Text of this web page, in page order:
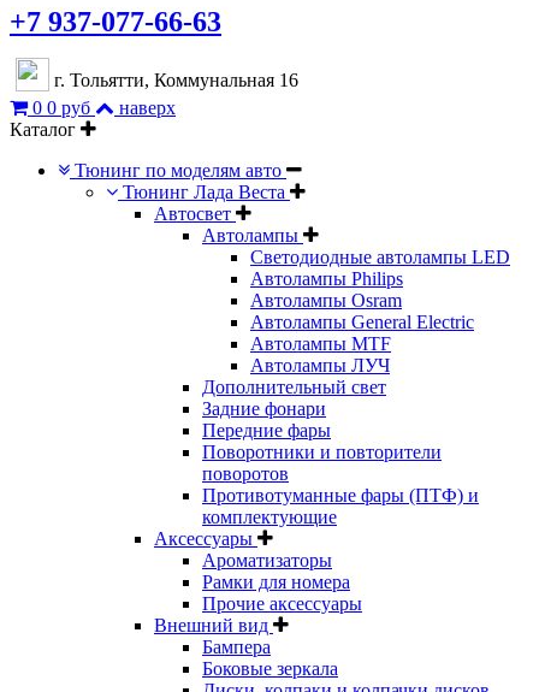
+7 937-077-66-63
г. Тольятти, Коммунальная 16
0 0 руб
наверх
Каталог
Тюнинг по моделям авто
Тюнинг Лада Веста
Автосвет
Автолампы
Светодиодные автолампы LED
Автолампы Philips
Автолампы Osram
Автолампы General Electric
Автолампы MTF
Автолампы ЛУЧ
Дополнительный свет
Задние фонари
Передние фары
Поворотники и повторители
поворотов
Противотуманные фары (ПТФ) и
комплектующие
Аксессуары
Ароматизаторы
Рамки для номера
Прочие аксессуары
Внешний вид
Бампера
Боковые зеркала